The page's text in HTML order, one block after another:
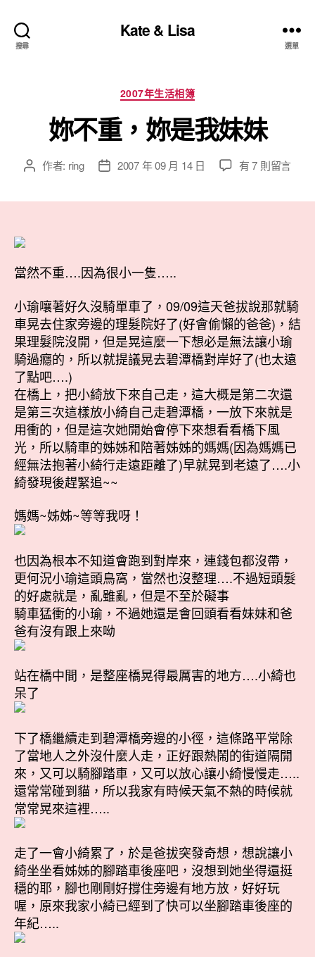
搜尋
Kate & Lisa
選單
分
類
2007年生活相簿
妳不重，妳是我妹妹
文 作者: ring
文 2007 年 09 月 14 日
在
中
有 7 則留言
當然不重….因為很小一隻…..
小瑜嚷著好久沒騎單車了，09/09這天爸拔說那就騎
車晃去住家旁邊的理髮院好了(好會偷懶的爸爸)，結
果理髮院沒開，但是晃這麼一下想必是無法讓小瑜
騎過癮的，所以就提議晃去碧潭橋對岸好了(也太遠
了點吧….)
在橋上，把小綺放下來自己走，這大概是第二次還
是第三次這樣放小綺自己走碧潭橋，一放下來就是
用衝的，但是這次她開始會停下來想看看橋下風
光，所以騎車的姊姊和陪著姊姊的媽媽(因為媽媽已
經無法抱著小綺行走遠距離了)早就晃到老遠了….小
綺發現後趕緊追~~
媽媽~姊姊~等等我呀！
也因為根本不知道會跑到對岸來，連錢包都沒帶，
更何況小瑜這頭鳥窩，當然也沒整理….不過短頭髮
的好處就是，亂雖亂，但是不至於礙事
騎車猛衝的小瑜，不過她還是會回頭看看妹妹和爸
爸有沒有跟上來呦
站在橋中間，是整座橋晃得最厲害的地方….小綺也
呆了
下了橋繼續走到碧潭橋旁邊的小徑，這條路平常除
了當地人之外沒什麼人走，正好跟熱鬧的街道隔開
來，又可以騎腳踏車，又可以放心讓小綺慢慢走…..
還常常碰到貓，所以我家有時候天氣不熱的時候就
常常晃來這裡…..
走了一會小綺累了，於是爸拔突發奇想，想說讓小
綺坐坐看姊姊的腳踏車後座吧，沒想到她坐得還挺
穩的耶，腳也剛剛好撐住旁邊有地方放，好好玩
喔，原來我家小綺已經到了快可以坐腳踏車後座的
年紀…..